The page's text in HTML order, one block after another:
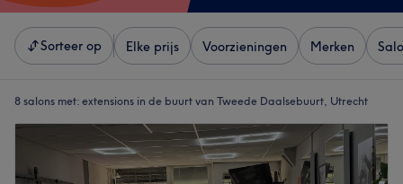
Sorteer op Elke prijs Voorzieningen Merken
8 salons met: extensions in de buurt van Tweede Daalsebuurt, Utrecht